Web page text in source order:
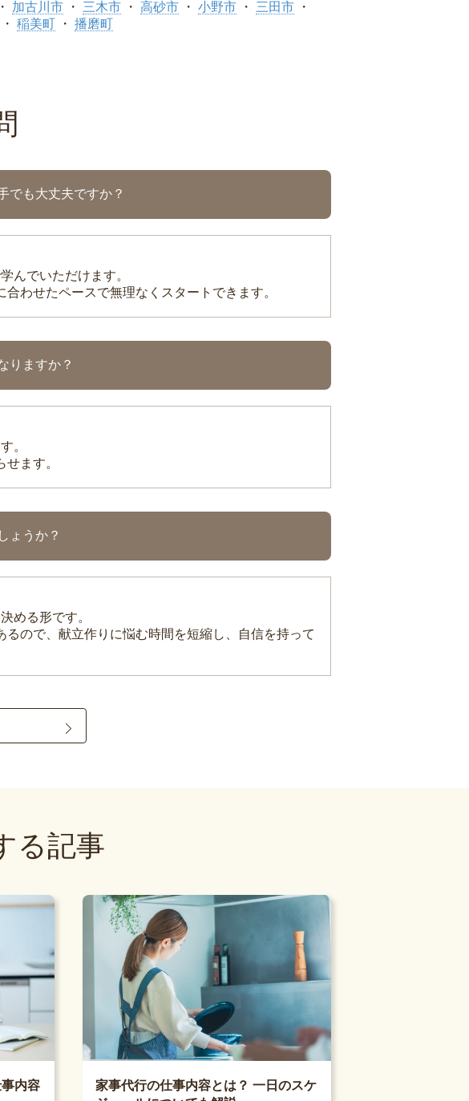
加古川市 三木市 高砂市 小野市
三田市
稲美町 播磨町
でも大丈夫ですか？
んでいただけます。
わせたペースで無理なくスタートできます。
りますか？
。
ます。
ょうか？
める形です。
ので、献立作りに悩む時間を短縮し、自信を持って
る記事
内容
家事代行の仕事内容とは？ 一日のスケ